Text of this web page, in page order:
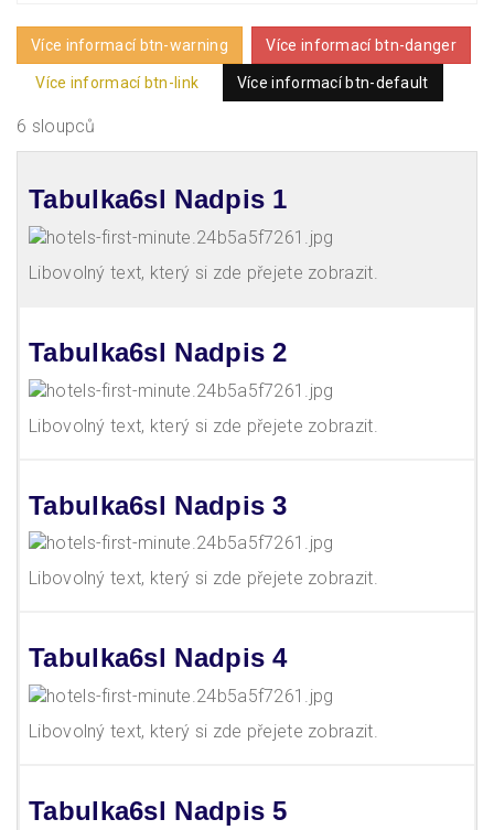
Více informací btn-warning Více informací btn-danger
Více informací btn-link Více informací btn-default
6 sloupců
Tabulka6sl Nadpis 1
Libovolný text, který si zde přejete zobrazit.
Tabulka6sl Nadpis 2
Libovolný text, který si zde přejete zobrazit.
Tabulka6sl Nadpis 3
Libovolný text, který si zde přejete zobrazit.
Tabulka6sl Nadpis 4
Libovolný text, který si zde přejete zobrazit.
Tabulka6sl Nadpis 5